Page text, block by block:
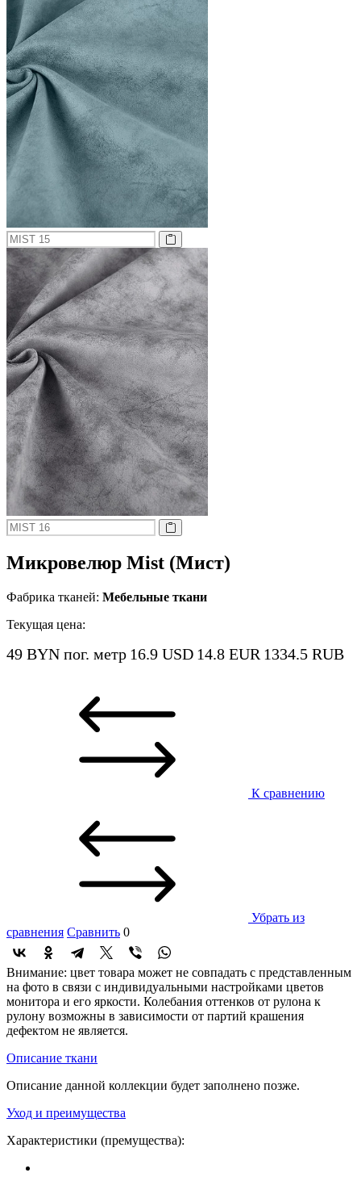
Микровелюр Mist (Мист)
Фабрика тканей: Мебельные ткани
Текущая цена:
49 BYN пог. метр 16.9 USD 14.8 EUR 1334.5 RUB
К сравнению
Убрать из
сравнения Сравнить 0
Внимание: цвет товара может не совпадать с представленным
на фото в связи с индивидуальными настройками цветов
монитора и его яркости. Колебания оттенков от рулона к
рулону возможны в зависимости от партий крашения
дефектом не является.
Описание ткани
Описание данной коллекции будет заполнено позже.
Уход и преимущества
Характеристики (премущества):